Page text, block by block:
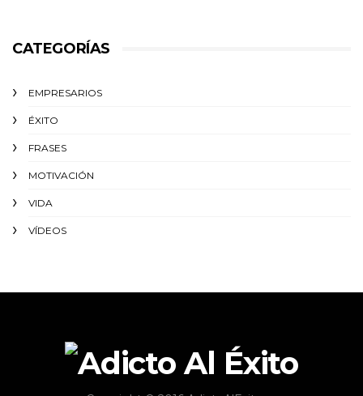
CATEGORÍAS
EMPRESARIOS
ÉXITO‬
FRASES
MOTIVACIÓN
VIDA
VÍDEOS